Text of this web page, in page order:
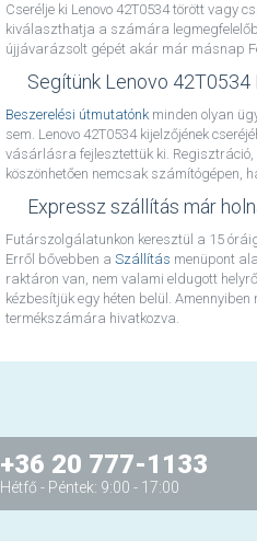
Cserélje ki Lenovo 42T0534 törött vagy
kiválaszthatja a számára
újjávarázsolt gépét akár már másnap
Segítünk Lenovo
Beszerelési útmutatónkminden olyan
sem. Lenovo 42T0534 kijelzőjének
vásárlásra fejlesztettük ki.
köszönhetően nemcsak számítógépen,
Expressz szállítás már
Futárszolgálatunkon keresztül a 15
Erről bővebben a Szállítás menüpont
raktáron van, nem valami eldugott
kézbesítjük egy héten belül.
termékszámára hivatkozva.
+36 20 777-1133
Hétfő - Péntek: 9:00 - 17:00